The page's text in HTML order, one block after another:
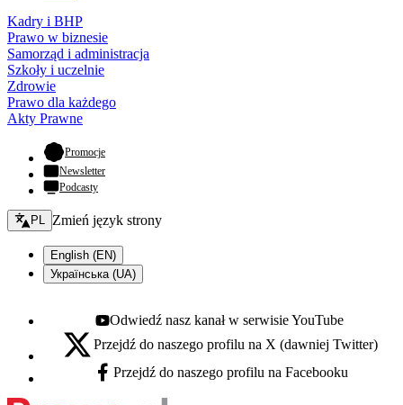
Kadry i BHP
Prawo w biznesie
Samorząd i administracja
Szkoły i uczelnie
Zdrowie
Prawo dla każdego
Akty Prawne
Promocje- otwiera się w nowej karcie
Newsletter
Podcasty
Zmień język - bieżący:
PL Zmień język strony
English (EN)
Українська (UA)
Youtube - otwiera się w nowej karcie
Odwiedź nasz kanał w serwisie YouTube
X - otwiera się w nowej karcie
Przejdź do naszego profilu na X (dawniej Twitter)
Facebook - otwiera się w nowej karcie
Przejdź do naszego profilu na Facebooku